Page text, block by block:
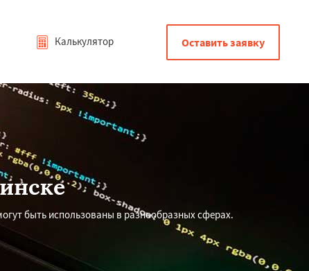
Калькулятор Оставить заявку
быть использованы в разнообразных сферах.